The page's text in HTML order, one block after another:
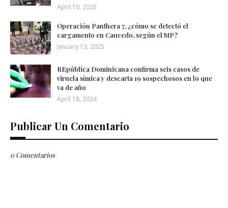
April 10, 2025
Operación Panthera 7, ¿cómo se detectó el
cargamento en Caucedo, según el MP?
January 13, 2025
REpública Dominicana confirma seis casos de
viruela símica y descarta 19 sospechosos en lo que
va de año
April 18, 2024
Publicar Un Comentario
0 Comentarios